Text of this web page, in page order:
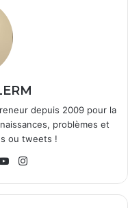
depuis 2009 pour la
problèmes et
ou tweets !
YouTube